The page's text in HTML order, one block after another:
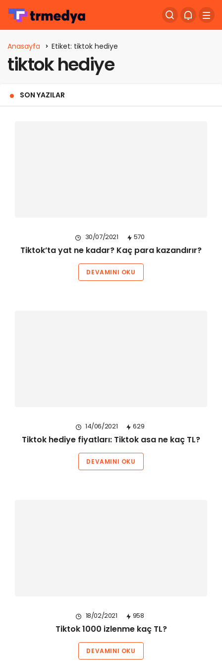
Anasayfa Etiket: tiktok hediye
tiktok hediye
SON YAZILAR
30/07/2021 570
Tiktok’ta yat ne kadar? Kaç para kazandırır?
DEVAMINI OKU
14/06/2021 629
Tiktok hediye fiyatları: Tiktok asa ne kaç TL?
DEVAMINI OKU
18/02/2021 958
Tiktok 1000 izlenme kaç TL?
DEVAMINI OKU